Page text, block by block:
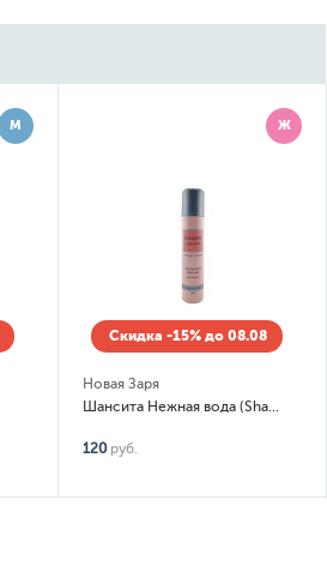
М Ж
Скидка -15% до 08.08
Новая Заря
Шансита Нежная вода (Shansita Acqua Dolce) Дезодорант-спрей (spray)
120 руб.